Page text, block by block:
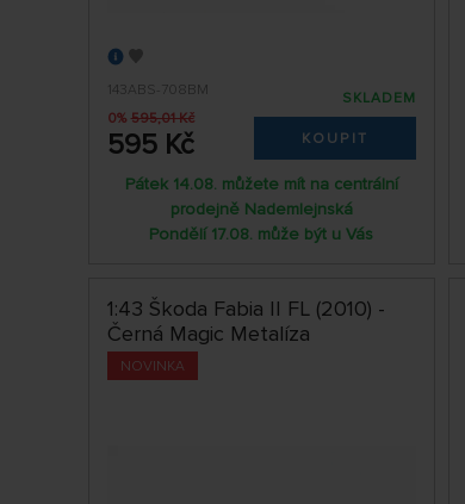
143ABS-708BM
0% 595,01 Kč
595 Kč
SKLADEM
KOUPIT
Pátek 14.08. můžete mít na centrální
prodejně Nademlejnská
Pondělí 17.08. může být u Vás
1:43 Škoda Fabia II FL (2010) -
Černá Magic Metalíza
NOVINKA